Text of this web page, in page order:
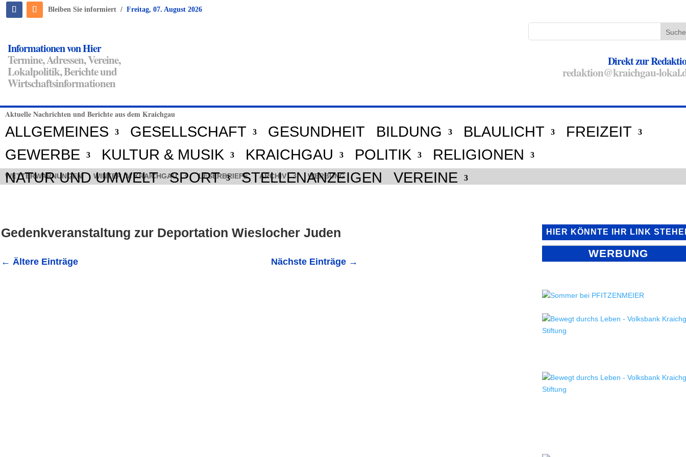
Bleiben Sie informiert / Freitag, 07. August 2026
Informationen von Hier
Termine, Adressen, Vereine,
Lokalpolitik, Berichte und
Wirtschaftsinformationen
Direkt zur
redaktion@kraichgau-
Aktuelle Nachrichten und Berichte aus dem Kraichgau
ALLGEMEINES GESELLSCHAFT GESUNDHEIT BILDUNG BLAULICHT
FREIZEIT
GEWERBE
KULTUR & MUSIK KRAICHGAU POLITIK
RELIGIONEN
NATUR UND UMWELT
SPORT STELLENANZEIGEN VEREINE
WETTERWARNUNGEN WINTER IM KRAICHGAU LESERBRIEFE ARCHIV WERBUNG
Gedenkveranstaltung zur Deportation Wieslocher Juden
← Ältere Einträge Nächste Einträge→
HIER KÖNNTE IHR LINK
WERBUNG